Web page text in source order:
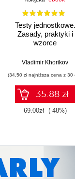
Testy jednostkowe.
Zasady, praktyki i
wzorce
Vladimir Khorikov
(34,50 zł najniższa cena z 30
35.88 zł
69.00zł (-48%)